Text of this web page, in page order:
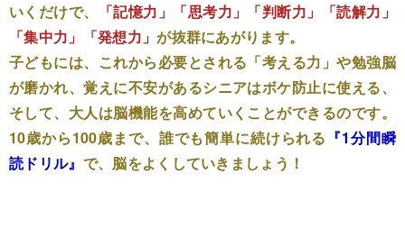
いくだけで、
「記憶力」「思考力」「判断力」「読解力」
「集中力」「発想力」が抜群にあがります。
子どもには、これから必要とされる 「考える力」や勉強脳
が磨かれ、覚えに不安があるシニアはボケ防止に使える、
そして、大人は脳機能を高めていくことができるのです。
10歳から100歳まで、誰でも簡単に続けられる 『1分間瞬
読ドリル』 で、脳をよくしていきましょう！